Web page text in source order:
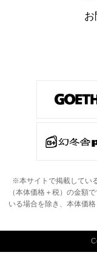
お
※本サイトで掲載してい
（本体価格＋税）の金額で
いる場合を除き、本体価格